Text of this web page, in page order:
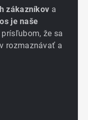
zákazníkov a
je naše
prísľubom, že sa
rozmaznávať a